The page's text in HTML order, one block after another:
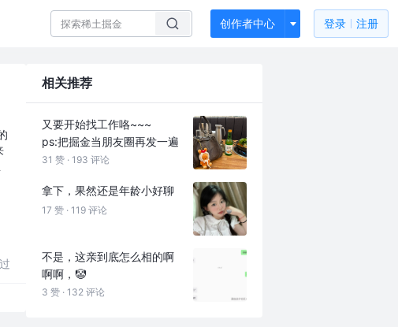
创作者中心 登录 注册
相关推荐
又要开始找工作咯~~~
ps:把掘金当朋友圈再发一遍
31 赞 · 193 评论
拿下，果然还是年龄小好聊
17 赞 · 119 评论
不是，这亲到底怎么相的啊
啊啊，🤡
3 赞 · 132 评论